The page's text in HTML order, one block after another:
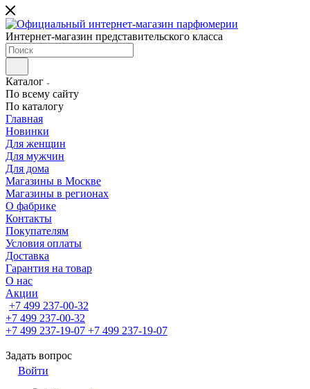
Интернет-магазин представительского класса
Каталог
По всему сайту
По каталогу
Главная
Новинки
Для женщин
Для мужчин
Для дома
Магазины в Москве
Магазины в регионах
О фабрике
Контакты
Покупателям
Условия оплаты
Доставка
Гарантия на товар
О нас
Акции
+7 499 237-00-32
+7 499 237-00-32
+7 499 237-19-07 +7 499 237-19-07
Задать вопрос
Войти